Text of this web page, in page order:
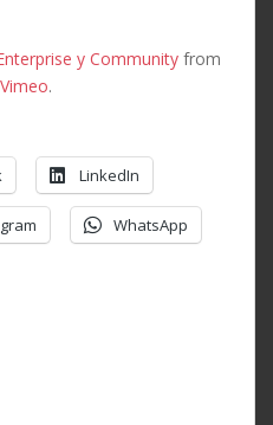
y Community from
Vimeo.
LinkedIn
WhatsApp